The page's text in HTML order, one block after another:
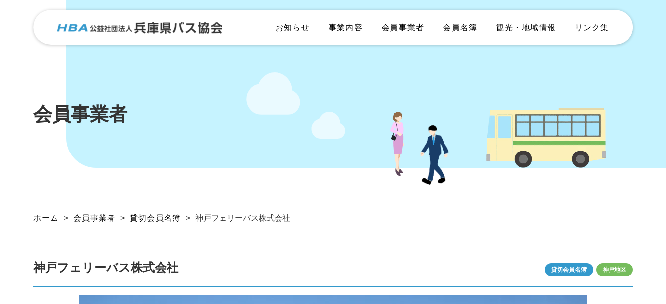
お知らせ 事業内容 会員事業者 会員名簿 観光・地域情報 リンク集
会員事業者
ホーム > 会員事業者 > 貸切会員名簿 > 神戸フェリーバス株式会社
神戸フェリーバス株式会社 貸切会員名簿 神戸地区